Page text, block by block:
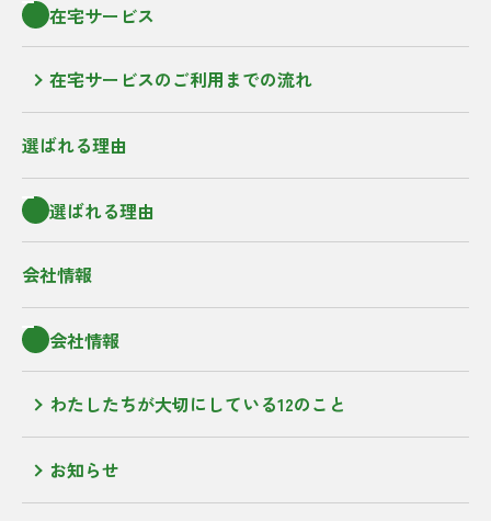
在宅サービス
在宅サービスのご利用までの流れ
選ばれる理由
選ばれる理由
会社情報
会社情報
わたしたちが大切にしている12のこと
お知らせ